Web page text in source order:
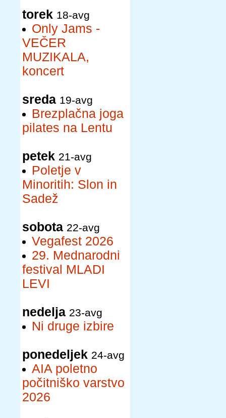
torek 18-avg
Only Jams -
VEČER
MUZIKALA,
koncert
sreda 19-avg
Brezplačna joga
pilates na Lentu
petek 21-avg
Poletje v
Minoritih: Slon in
Sadež
sobota 22-avg
Vegafest 2026
29. Mednarodni
festival MLADI
LEVI
nedelja 23-avg
Ni druge izbire
ponedeljek 24-avg
AIA poletno
počitniško varstvo
2026